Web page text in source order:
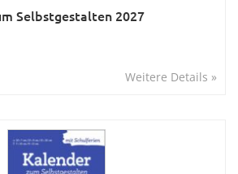
Selbstgestalten 2027
Weitere Details »